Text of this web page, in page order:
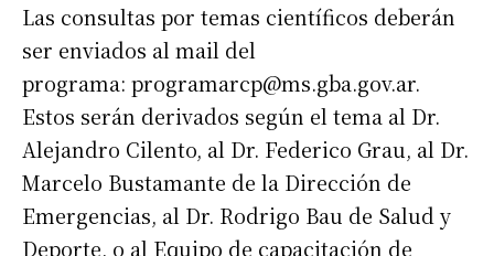
Las consultas por temas científicos deberán
ser enviados al mail del
programa: programarcp@ms.gba.gov.ar.
Estos serán derivados según el tema al Dr.
Alejandro Cilento, al Dr. Federico Grau, al Dr.
Marcelo Bustamante de la Dirección de
Emergencias, al Dr. Rodrigo Bau de Salud y
Deporte, o al Equipo de capacitación de